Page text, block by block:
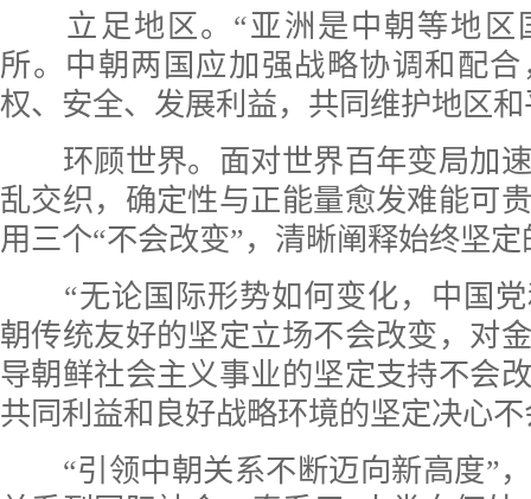
立足地区。“亚洲是中朝等地区
所。中朝两国应加强战略协调和配
权、安全、发展利益，共同维护地区
环顾世界。面对世界百年变局加速
乱交织，确定性与正能量愈发难能可
用三个“不会改变”，清晰阐释始终坚
“无论国际形势如何变化，中国党
朝传统友好的坚定立场不会改变，对
导朝鲜社会主义事业的坚定支持不会
共同利益和良好战略环境的坚定决心
“引领中朝关系不断迈向新高度”，